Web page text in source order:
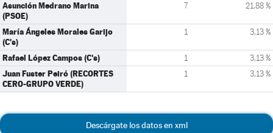
Asunción Medrano Marina
(PSOE)
7 21,88 %
María Ángeles Morales Garijo
(C's)
1 3,13 %
Rafael López Campos (C's) 1 3,13 %
Juan Fuster Peiró (RECORTES
CERO-GRUPO VERDE)
1 3,13 %
Descárgate los datos en xml